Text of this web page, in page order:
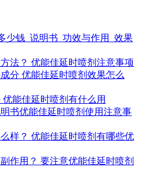
少钱_说明书_功效与作用_效果
法？ 优能佳延时喷剂注意事项
分 优能佳延时喷剂效果怎么
能佳延时喷剂有什么用
书优能佳延时喷剂使用注意事
样？ 优能佳延时喷剂有哪些优
作用？ 要注意优能佳延时喷剂